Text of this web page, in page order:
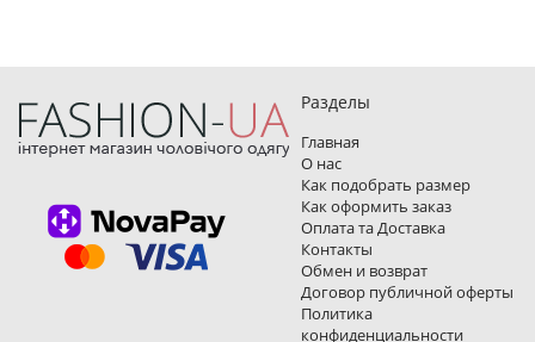
Разделы
Главная
О нас
Как подобрать размер
Как оформить заказ
Оплата та Доставка
Контакты
Обмен и возврат
Договор публичной оферты
Политика
конфиденциальности